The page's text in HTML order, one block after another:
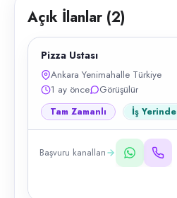
Açık İlanlar (2)
Pizza Ustası
Ankara Yenimahalle Türkiye
1 ay önce
Görüşülür
Tam Zamanlı İş Yerinde
Başvuru kanalları